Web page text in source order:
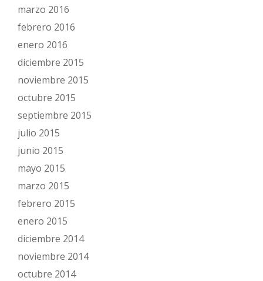
marzo 2016
febrero 2016
enero 2016
diciembre 2015
noviembre 2015
octubre 2015
septiembre 2015
julio 2015
junio 2015
mayo 2015
marzo 2015
febrero 2015
enero 2015
diciembre 2014
noviembre 2014
octubre 2014